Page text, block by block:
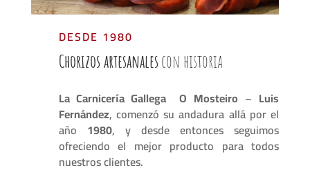
DESDE 1980
Chorizos artesanalescon historia
La Carnicería Gallega O Mosteiro – Luis
Fernández, comenzó su andadura allá por el
año 1980, y desde entonces seguimos
ofreciendo el mejor producto para todos
nuestros clientes.